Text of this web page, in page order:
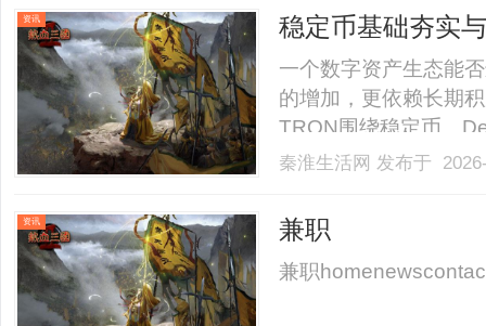
40%-60%优惠，兼顾
资讯
稳定币基础夯实
长期发展方向
一个数字资产生态能
的增加，更依赖长期
TRON围绕稳定币、
上经济体系，而TRX
要交易渠道，更需要
秦淮生活网 发布于
资讯 兼职
兼职